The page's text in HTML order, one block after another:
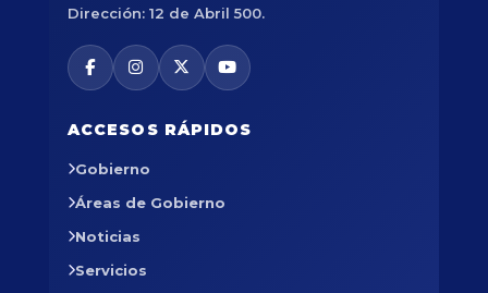
Dirección: 12 de Abril 500.
ACCESOS RÁPIDOS
Gobierno
Áreas de Gobierno
Noticias
Servicios